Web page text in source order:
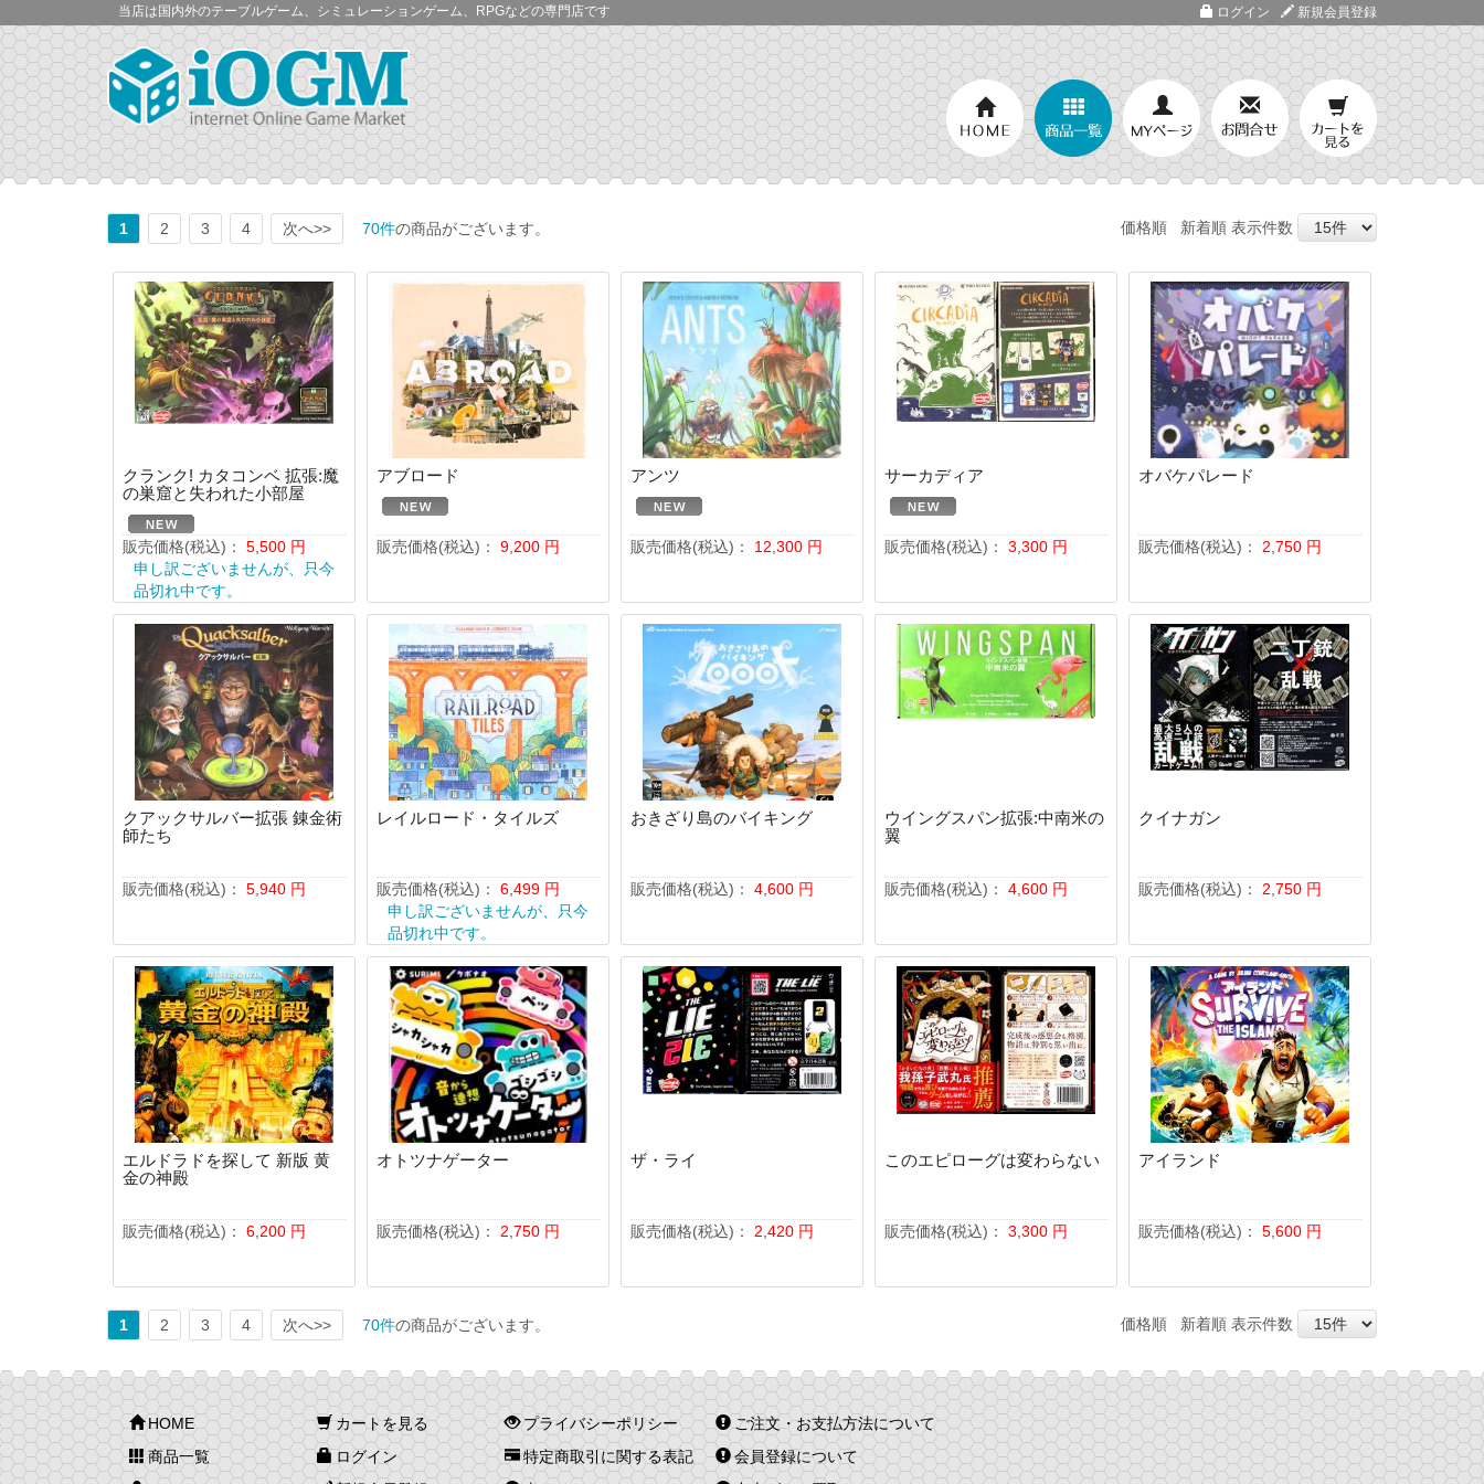
当店は国内外のテーブルゲーム、シミュレーションゲーム、RPGなどの専門店です ログイン 新規会員登録
1 2 3 4 次へ>> 70件の商品がございます。 価格順 新着順 表示件数
クランク! カタコンベ 拡張:魔
の巣窟と失われた小部屋
販売価格(税込)： 5,500 円
申し訳ございませんが、只今
品切れ中です。
アブロード
販売価格(税込)： 9,200 円
アンツ
販売価格(税込)： 12,300 円
サーカディア
販売価格(税込)： 3,300 円
オバケパレード
販売価格(税込)： 2,750 円
クアックサルバー拡張 錬金術
師たち
販売価格(税込)： 5,940 円
レイルロード・タイルズ
販売価格(税込)： 6,499 円
申し訳ございませんが、只今
品切れ中です。
おきざり島のバイキング
販売価格(税込)： 4,600 円
ウイングスパン拡張:中南米の
翼
販売価格(税込)： 4,600 円
クイナガン
販売価格(税込)： 2,750 円
エルドラドを探して 新版 黄
金の神殿
販売価格(税込)： 6,200 円
オトツナゲーター
販売価格(税込)： 2,750 円
ザ・ライ
販売価格(税込)： 2,420 円
このエピローグは変わらない
販売価格(税込)： 3,300 円
アイランド
販売価格(税込)： 5,600 円
1 2 3 4 次へ>> 70件の商品がございます。 価格順 新着順 表示件数
HOME
商品一覧
カートを見る
ログイン
プライバシーポリシー
特定商取引に関する表記
ご注文・お支払方法について
会員登録について